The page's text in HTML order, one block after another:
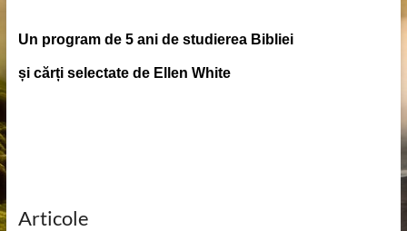
Un program de 5 ani de studierea Bibliei
și cărți selectate de Ellen White
Articole